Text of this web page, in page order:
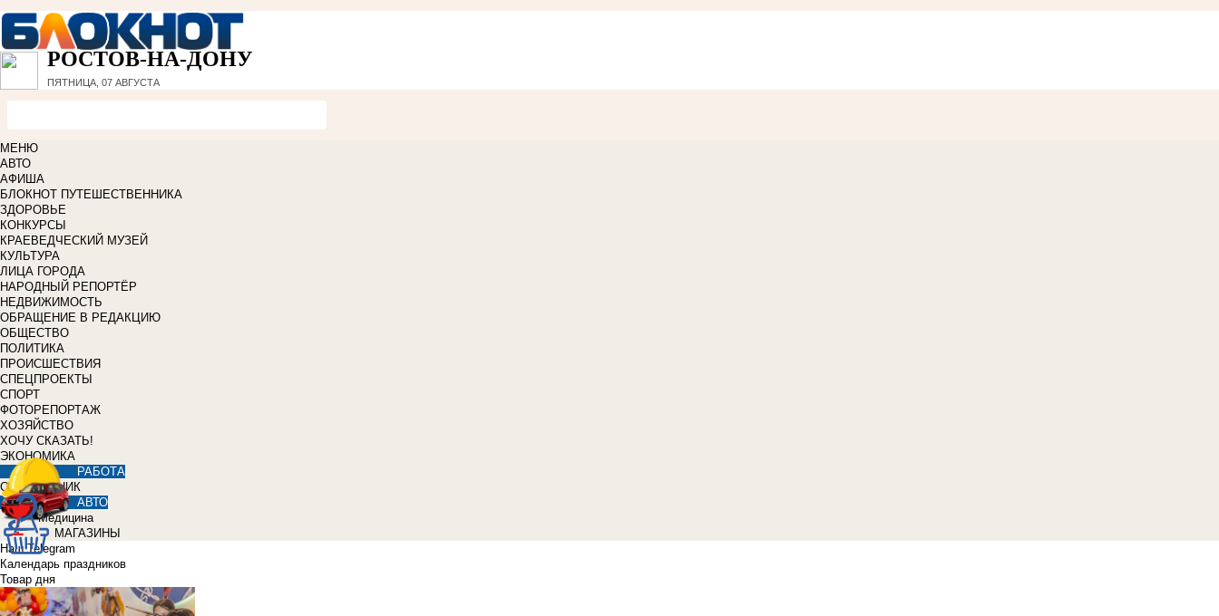
РОСТОВ-НА-ДОНУ
ПЯТНИЦА, 07 АВГУСТА
МЕНЮ
АВТО
АФИША
БЛОКНОТ ПУТЕШЕСТВЕННИКА
ЗДОРОВЬЕ
КОНКУРСЫ
КРАЕВЕДЧЕСКИЙ МУЗЕЙ
КУЛЬТУРА
ЛИЦА ГОРОДА
НАРОДНЫЙ РЕПОРТЁР
НЕДВИЖИМОСТЬ
ОБРАЩЕНИЕ В РЕДАКЦИЮ
ОБЩЕСТВО
ПОЛИТИКА
ПРОИСШЕСТВИЯ
СПЕЦПРОЕКТЫ
СПОРТ
ФОТОРЕПОРТАЖ
ХОЗЯЙСТВО
ХОЧУ СКАЗАТЬ!
ЭКОНОМИКА
РАБОТА
СПРАВОЧНИК
АВТО
Медицина
МАГАЗИНЫ
Наш Telegram
Календарь праздников
Товар дня